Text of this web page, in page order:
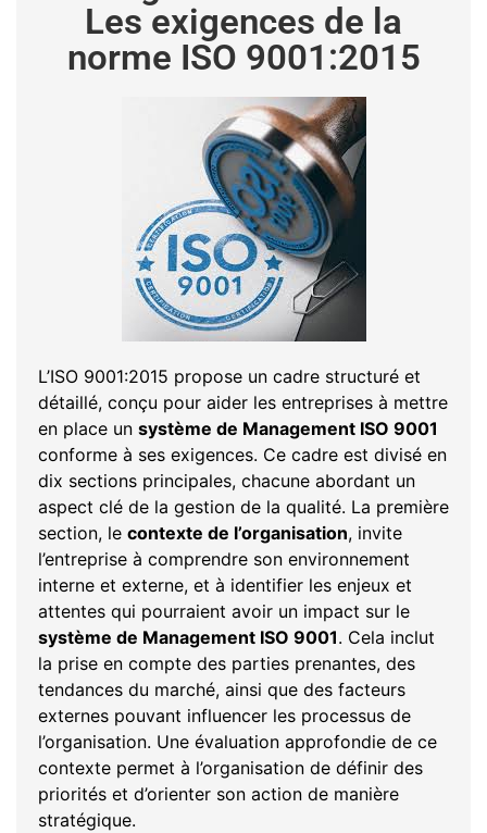
Les exigences de la
norme ISO 9001:2015
L’ISO 9001:2015 propose un cadre structuré et
détaillé, conçu pour aider les entreprises à mettre
en place un système de Management ISO 9001
conforme à ses exigences. Ce cadre est divisé en
dix sections principales, chacune abordant un
aspect clé de la gestion de la qualité. La première
section, le contexte de l’organisation, invite
l’entreprise à comprendre son environnement
interne et externe, et à identifier les enjeux et
attentes qui pourraient avoir un impact sur le
système de Management ISO 9001. Cela inclut
la prise en compte des parties prenantes, des
tendances du marché, ainsi que des facteurs
externes pouvant influencer les processus de
l’organisation. Une évaluation approfondie de ce
contexte permet à l’organisation de définir des
priorités et d’orienter son action de manière
stratégique.